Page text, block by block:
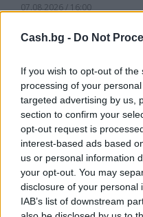
Cash.bg - Do Not
If you wish to opt-out of
processing of your
targeted advertising by us,
section to confirm your
opt-out request is
interest-based ads based
us or personal information
your opt-out. You may
disclosure of your personal
IAB’s list of downstream
07.08.2026 / 16:00